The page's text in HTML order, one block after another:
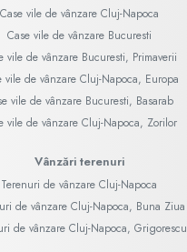
Case vile de vânzare Cluj-Napoca
Case vile de vânzare Bucuresti
vile de vânzare Bucuresti, Primaverii
vile de vânzare Cluj-Napoca, Europa
vile de vânzare Bucuresti, Basarab
vile de vânzare Cluj-Napoca, Zorilor
Vânzări terenuri
Terenuri de vânzare Cluj-Napoca
de vânzare Cluj-Napoca, Buna Ziua
de vânzare Cluj-Napoca, Grigorescu